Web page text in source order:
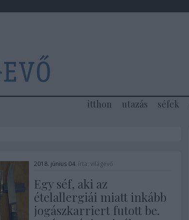
itthon utazás séfek
2018. június 04. írta: világevő
Egy séf, aki az
ételallergiái miatt inkább
jogászkarriert futott be.